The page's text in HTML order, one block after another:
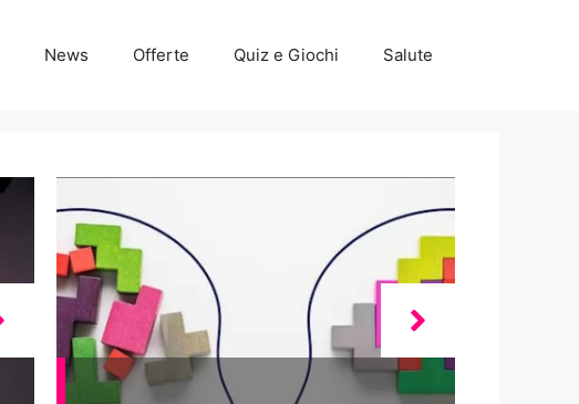
News Offerte Quiz e Giochi Salute